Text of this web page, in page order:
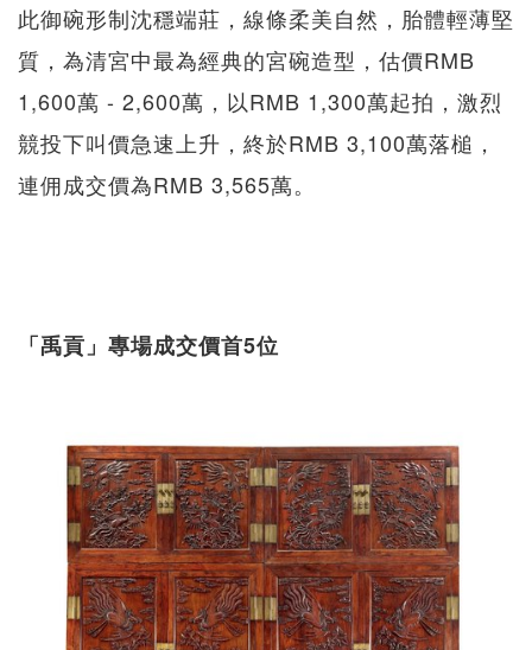
此御碗形制沈穩端莊，線條柔美自然，胎體輕薄堅
質，為清宮中最為經典的宮碗造型，估價RMB
1,600萬 - 2,600萬，以RMB 1,300萬起拍，激烈
競投下叫價急速上升，終於RMB 3,100萬落槌，
連佣成交價為RMB 3,565萬。
「禹貢」專場成交價首5位